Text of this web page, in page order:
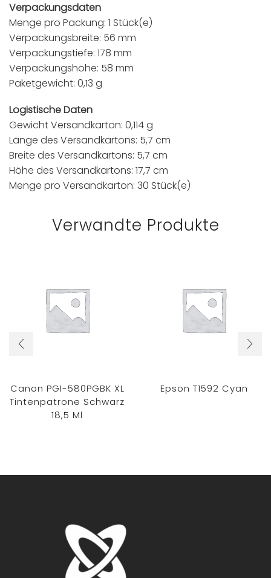
Verpackungsdaten
Menge pro Packung: 1 Stück(e)
Verpackungsbreite: 56 mm
Verpackungstiefe: 178 mm
Verpackungshöhe: 58 mm
Paketgewicht: 0,13 g
Logistische Daten
Gewicht Versandkarton: 0,114 g
Länge des Versandkartons: 5,7 cm
Breite des Versandkartons: 5,7 cm
Höhe des Versandkartons: 17,7 cm
Menge pro Versandkarton: 30 Stück(e)
Verwandte Produkte
Canon PGI-580PGBK XL
Tintenpatrone Schwarz
18,5 Ml
Epson T1592 Cyan